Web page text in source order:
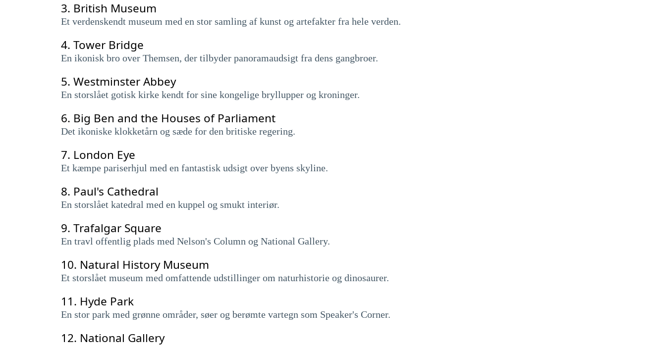
3. British Museum
Et verdenskendt museum med en stor samling af kunst og artefakter fra hele verden.
4. Tower Bridge
En ikonisk bro over Themsen, der tilbyder panoramaudsigt fra dens gangbroer.
5. Westminster Abbey
En storslået gotisk kirke kendt for sine kongelige bryllupper og kroninger.
6. Big Ben and the Houses of Parliament
Det ikoniske klokketårn og sæde for den britiske regering.
7. London Eye
Et kæmpe pariserhjul med en fantastisk udsigt over byens skyline.
8. Paul's Cathedral
En storslået katedral med en kuppel og smukt interiør.
9. Trafalgar Square
En travl offentlig plads med Nelson's Column og National Gallery.
10. Natural History Museum
Et storslået museum med omfattende udstillinger om naturhistorie og dinosaurer.
11. Hyde Park
En stor park med grønne områder, søer og berømte vartegn som Speaker's Corner.
12. National Gallery